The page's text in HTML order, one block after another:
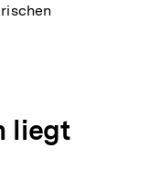
liegt